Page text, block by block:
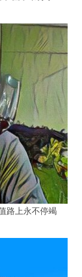
路上永不停竭